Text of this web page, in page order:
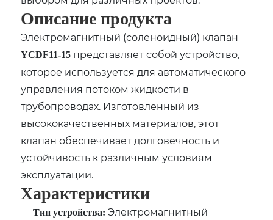
Описание продукта
Электромагнитный (соленоидный) клапан
YCDF11-15 представляет собой устройство,
которое используется для автоматического
управления потоком жидкости в
трубопроводах. Изготовленный из
высококачественных материалов, этот
клапан обеспечивает долговечность и
устойчивость к различным условиям
эксплуатации.
Характеристики
Тип устройства: Электромагнитный